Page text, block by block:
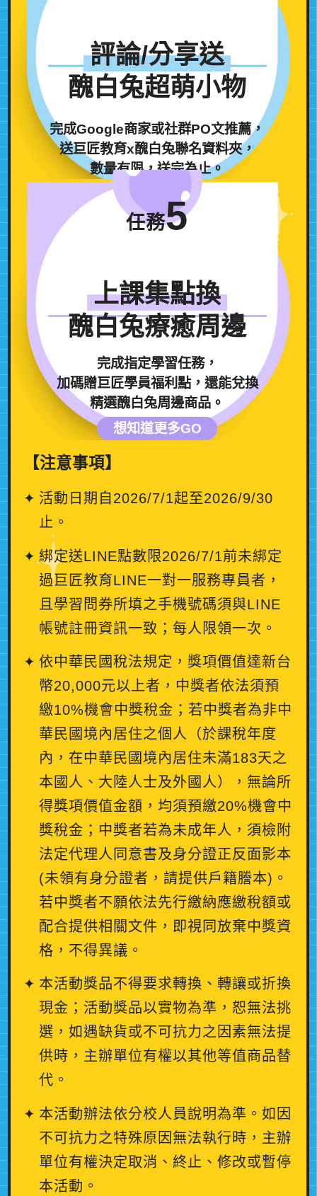
評論/分享送
醜白兔超萌小物
完成Google商家或社群PO文推薦，
送巨匠教育x醜白兔聯名資料夾，
數量有限，送完為止。
任務5
上課集點換
醜白兔療癒周邊
完成指定學習任務，
加碼贈巨匠學員福利點，還能兌換
精選醜白兔周邊商品。
想知道更多GO
【注意事項】
活動日期自2026/7/1起至2026/9/30
止。
綁定送LINE點數限2026/7/1前未綁定
過巨匠教育LINE一對一服務專員者，
且學習問券所填之手機號碼須與LINE
帳號註冊資訊一致；每人限領一次。
依中華民國稅法規定，獎項價值達新台
幣20,000元以上者，中獎者依法須預
繳10%機會中獎稅金；若中獎者為非中
華民國境內居住之個人（於課稅年度
內，在中華民國境內居住未滿183天之
本國人、大陸人士及外國人），無論所
得獎項價值金額，均須預繳20%機會中
獎稅金；中獎者若為未成年人，須檢附
法定代理人同意書及身分證正反面影本
(未領有身分證者，請提供戶籍謄本)。
若中獎者不願依法先行繳納應繳稅額或
配合提供相關文件，即視同放棄中獎資
格，不得異議。
本活動獎品不得要求轉換、轉讓或折換
現金；活動獎品以實物為準，恕無法挑
選，如遇缺貨或不可抗力之因素無法提
供時，主辦單位有權以其他等值商品替
代。
本活動辦法依分校人員說明為準。如因
不可抗力之特殊原因無法執行時，主辦
單位有權決定取消、終止、修改或暫停
本活動。